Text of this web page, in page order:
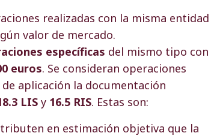
realizadas con la misma entidad
valor de mercado.
específicas del mismo tipo con
euros. Se consideran operaciones
aplicación la documentación
LIS y 16.5 RIS. Estas son:
en estimación objetiva que la